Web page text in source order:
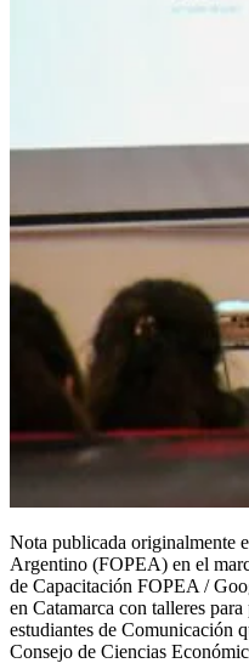
Nota publicada originalmente
Argentino (FOPEA) en el
de Capacitación FOPEA /
en Catamarca con talleres
estudiantes de Comunicación
Consejo de Ciencias